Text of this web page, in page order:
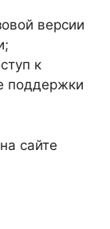
версии
к
поддержки
сайте